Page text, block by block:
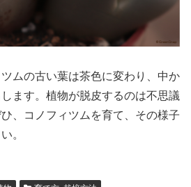
ムの古い葉は茶色に変わり、中か
ます。植物が脱皮するのは不思議
、コノフィツムを育て、その様子
。